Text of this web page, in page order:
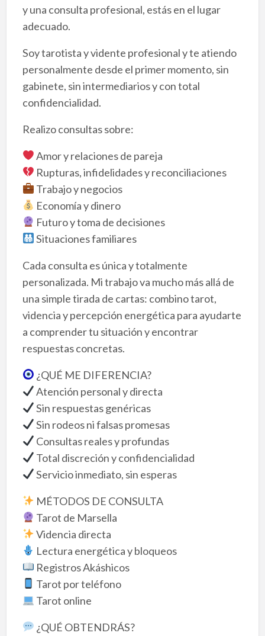
y una consulta profesional, estás en el lugar
adecuado.
Soy tarotista y vidente profesional y te atiendo
personalmente desde el primer momento, sin
gabinete, sin intermediarios y con total
confidencialidad.
Realizo consultas sobre:
Amor y relaciones de pareja
Rupturas, infidelidades y reconciliaciones
Trabajo y negocios
Economía y dinero
Futuro y toma de decisiones
Situaciones familiares
Cada consulta es única y totalmente
personalizada. Mi trabajo va mucho más allá de
una simple tirada de cartas: combino tarot,
videncia y percepción energética para ayudarte
a comprender tu situación y encontrar
respuestas concretas.
¿QUÉ ME DIFERENCIA?
Atención personal y directa
Sin respuestas genéricas
Sin rodeos ni falsas promesas
Consultas reales y profundas
Total discreción y confidencialidad
Servicio inmediato, sin esperas
MÉTODOS DE CONSULTA
Tarot de Marsella
Videncia directa
Lectura energética y bloqueos
Registros Akáshicos
Tarot por teléfono
Tarot online
¿QUÉ OBTENDRÁS?